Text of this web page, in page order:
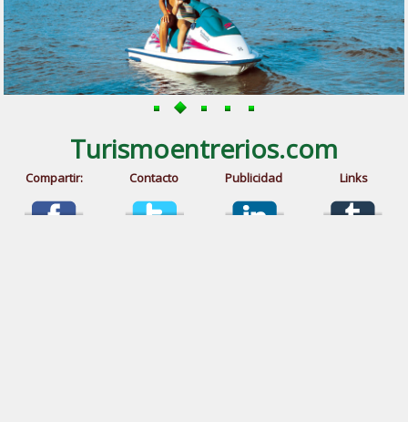
Turismoentrerios.com
Compartir: Contacto Publicidad Links